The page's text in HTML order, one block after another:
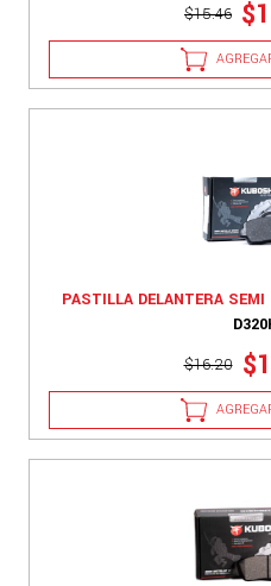
$15.46
PASTILLA DELANTERA
$16.20